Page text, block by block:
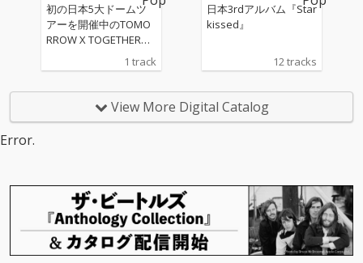
初の日本5大ドームツ
アーを開催中のTOMO
RROW X TOGETHERに
ル。L’Arc〜en〜Cielの
アーティストとしても
世界で活躍するHYDEに
視線を避けながら密や
かにやりとりする愛の
シグナルを、鼓動のよ
うなビートと繊細で大
胆なメロディーによっ
1 track
日本3rdアルバム『Star
kissed』
12 tracks
View More Digital Catalog
Error.